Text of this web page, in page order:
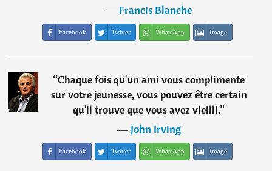
―Francis Blanche
Facebook Twitter WhatsApp Image
“Chaque fois qu'un ami vous complimente
sur votre jeunesse, vous pouvez être certain
qu'il trouve que vous avez vieilli.”
―John Irving
Facebook Twitter WhatsApp Image